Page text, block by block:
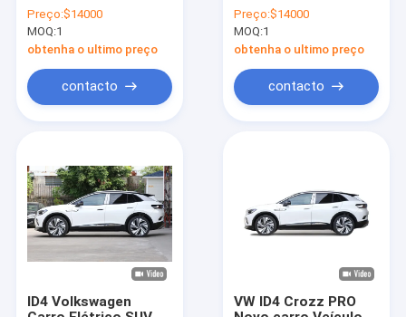
Eléctrico puro 170 Cv
Preço:$14000
MOQ:1
obtenha o ultimo preço
contacto
Sustentável
Preço:$14000
MOQ:1
obtenha o ultimo preço
contacto
ID4 Volkswagen
VW ID4 Crozz PRO